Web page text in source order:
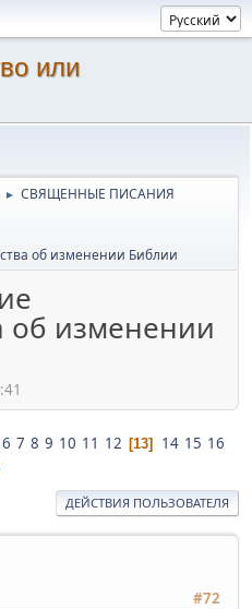
или
► СВЯЩЕННЫЕ ПИСАНИЯ
об изменении Библии
об изменении
6 7 8 9 10 11 12 13 14 15 16
ДЕЙСТВИЯ ПОЛЬЗОВАТЕЛЯ
#72